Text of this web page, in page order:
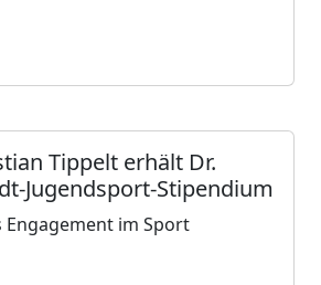
Tippelt erhält Dr.
Jugendsport-Stipendium
Engagement im Sport